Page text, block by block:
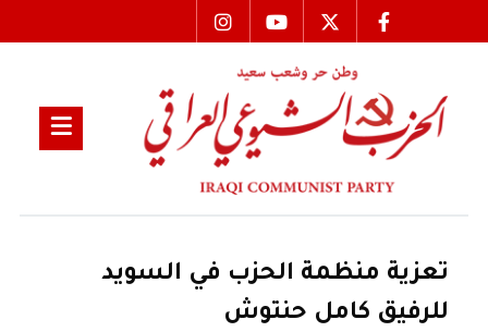
تعزية منظمة الحزب في السويد
للرفيق كامل حنتوش